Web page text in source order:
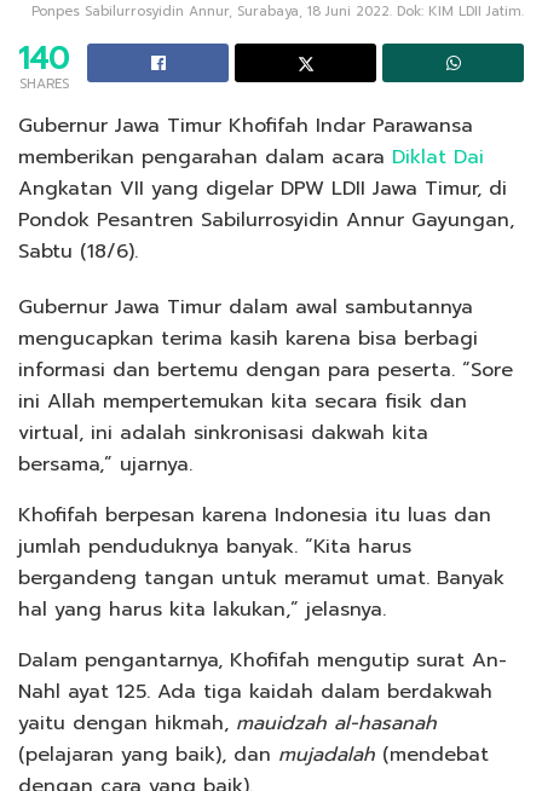
Ponpes Sabilurrosyidin Annur, Surabaya, 18 Juni 2022. Dok: KIM LDII Jatim.
140
SHARES
Gubernur Jawa Timur Khofifah Indar Parawansa
memberikan pengarahan dalam acara Diklat Dai
Angkatan VII yang digelar DPW LDII Jawa Timur, di
Pondok Pesantren Sabilurrosyidin Annur Gayungan,
Sabtu (18/6).
Gubernur Jawa Timur dalam awal sambutannya
mengucapkan terima kasih karena bisa berbagi
informasi dan bertemu dengan para peserta. “Sore
ini Allah mempertemukan kita secara fisik dan
virtual, ini adalah sinkronisasi dakwah kita
bersama,” ujarnya.
Khofifah berpesan karena Indonesia itu luas dan
jumlah penduduknya banyak. “Kita harus
bergandeng tangan untuk meramut umat. Banyak
hal yang harus kita lakukan,” jelasnya.
Dalam pengantarnya, Khofifah mengutip surat An-
Nahl ayat 125. Ada tiga kaidah dalam berdakwah
yaitu dengan hikmah, mauidzah al-hasanah
(pelajaran yang baik), dan mujadalah (mendebat